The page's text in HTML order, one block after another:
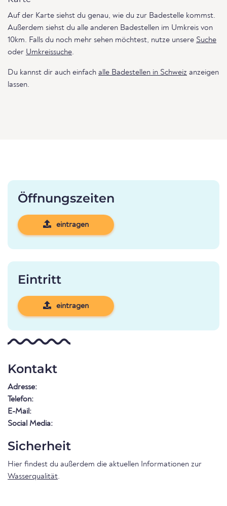
Auf der Karte siehst du genau, wie du zur Badestelle kommst.
Außerdem siehst du alle anderen Badestellen im Umkreis von
10km. Falls du noch mehr sehen möchtest, nutze unsere Suche
oder Umkreissuche.
Du kannst dir auch einfach alle Badestellen in Schweiz anzeigen
lassen.
Öffnungszeiten
eintragen
Eintritt
eintragen
Kontakt
Adresse:
Telefon:
E-Mail:
Social Media:
Sicherheit
Hier findest du außerdem die aktuellen Informationen zur
Wasserqualität.